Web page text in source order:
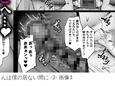
は僕の居ない間に -2- 画像3